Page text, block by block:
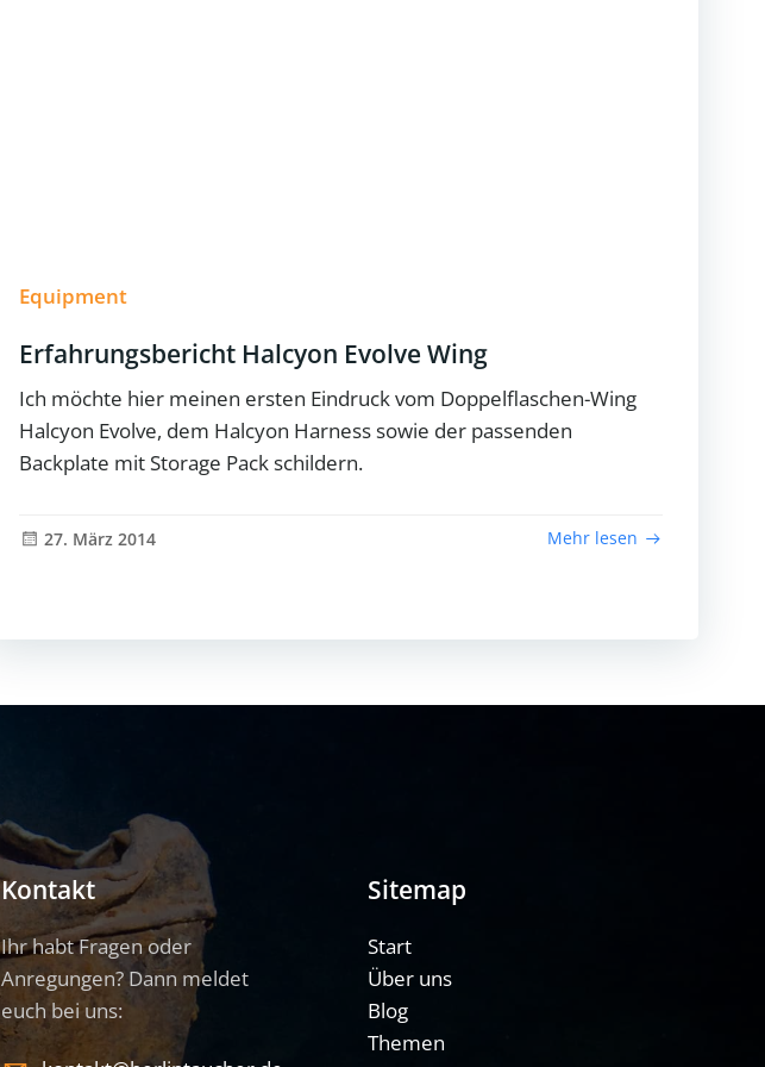
Equipment
Erfahrungsbericht Halcyon Evolve Wing
Ich möchte hier meinen ersten Eindruck vom Doppelflaschen-Wing
Halcyon Evolve, dem Halcyon Harness sowie der passenden
Backplate mit Storage Pack schildern.
27. März 2014 Mehr lesen
Kontakt
Ihr habt Fragen oder
Anregungen? Dann meldet
euch bei uns:
Sitemap
Start
Über uns
Blog
Themen